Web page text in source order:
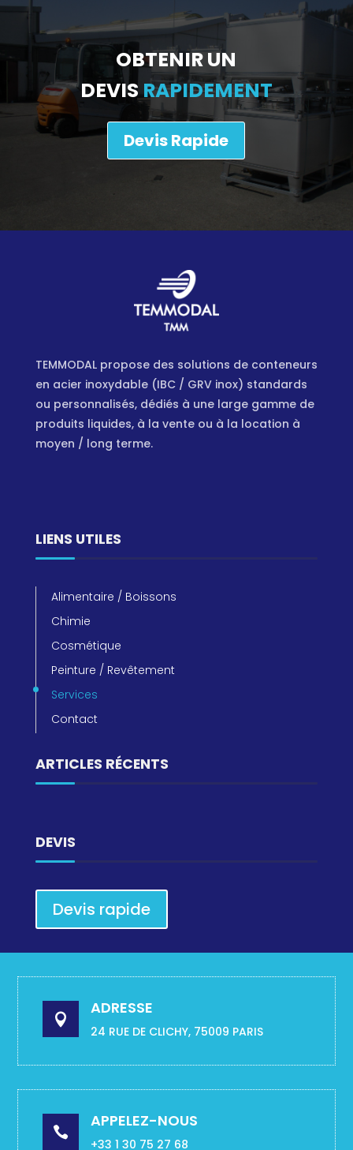
OBTENIR UN
DEVISRAPIDEMENT
Devis Rapide
TEMMODAL propose des solutions de conteneurs
en acier inoxydable (IBC / GRV inox) standards
ou personnalisés, dédiés à une large gamme de
produits liquides, à la vente ou à la location à
moyen / long terme.
LIENS UTILES
Alimentaire / Boissons
Chimie
Cosmétique
Peinture / Revêtement
Services
Contact
ARTICLES RÉCENTS
DEVIS
Devis rapide

ADRESSE
24 RUE DE CLICHY, 75009 PARIS

APPELEZ-NOUS
+33 1 30 75 27 68